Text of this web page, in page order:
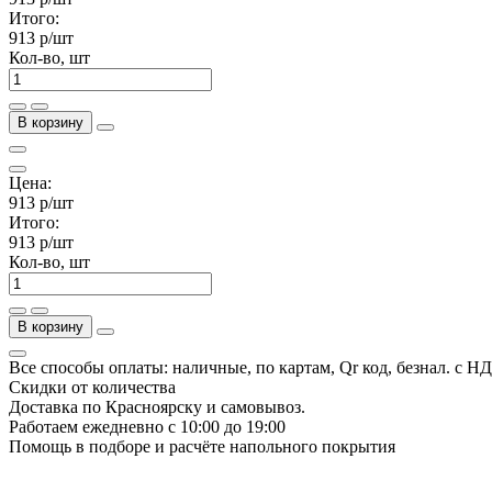
Итого:
913 р/шт
Кол-во, шт
В корзину
Цена:
913 р/шт
Итого:
913 р/шт
Кол-во, шт
В корзину
Все способы оплаты: наличные, по картам, Qr код, безнал. с
Скидки от количества
Доставка по Красноярску и самовывоз.
Работаем ежедневно с 10:00 до 19:00
Помощь в подборе и расчёте напольного покрытия